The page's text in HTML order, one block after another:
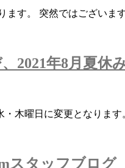
ます。 突然ではございま
2021年8月夏休
・木曜日に変更となりま
スタッフブログ